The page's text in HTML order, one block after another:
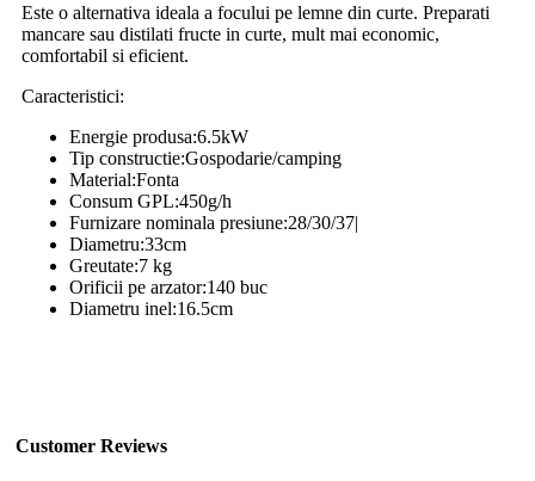
Este o alternativa ideala a focului pe lemne din curte. Preparati
mancare sau distilati fructe in curte, mult mai economic,
comfortabil si eficient.
Caracteristici:
Energie produsa:6.5kW
Tip constructie:Gospodarie/camping
Material:Fonta
Consum GPL:450g/h
Furnizare nominala presiune:28/30/37|
Diametru:33cm
Greutate:7 kg
Orificii pe arzator:140 buc
Diametru inel:16.5cm
Customer Reviews